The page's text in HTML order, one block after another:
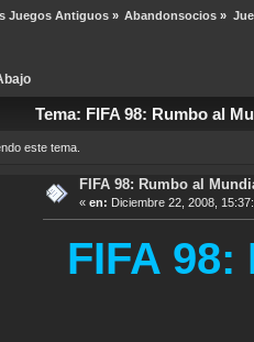
Juegos Antiguos» Abandonsocios »
Tema: FIFA 98: Rumbo al
este tema.
FIFA 98: Rumbo al
« en: Diciembre 22, 2008,
FIFA 98: